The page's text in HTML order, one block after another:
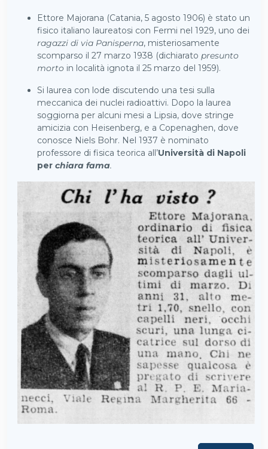
Ettore Majorana (Catania, 5 agosto 1906) è stato un
fisico italiano laureatosi con Fermi nel 1929, uno dei
ragazzi di via Panisperna, misteriosamente
scomparso il 27 marzo 1938 (dichiarato presunto
morto in località ignota il 25 marzo del 1959).
Si laurea con lode discutendo una tesi sulla
meccanica dei nuclei radioattivi. Dopo la laurea
soggiorna per alcuni mesi a Lipsia, dove stringe
amicizia con Heisenberg, e a Copenaghen, dove
conosce Niels Bohr. Nel 1937 è nominato
professore di fisica teorica all’Università di Napoli
per chiara fama.